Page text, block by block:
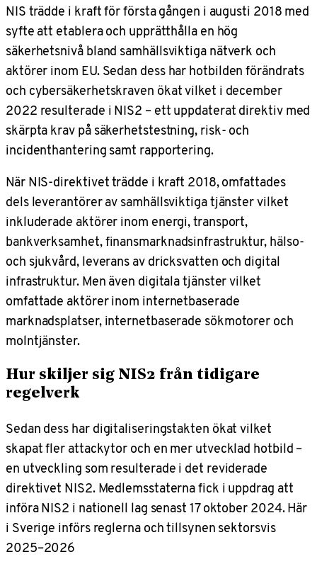
NIS trädde i kraft för första gången i augusti 2018 med
syfte att etablera och upprätthålla en hög
säkerhetsnivå bland samhällsviktiga nätverk och
aktörer inom EU. Sedan dess har hotbilden förändrats
och cybersäkerhetskraven ökat vilket i december
2022 resulterade i NIS2 – ett uppdaterat direktiv med
skärpta krav på säkerhetstestning, risk- och
incidenthantering samt rapportering.
När NIS-direktivet trädde i kraft 2018, omfattades
dels leverantörer av samhällsviktiga tjänster vilket
inkluderade aktörer inom energi, transport,
bankverksamhet, finansmarknadsinfrastruktur, hälso-
och sjukvård, leverans av dricksvatten och digital
infrastruktur. Men även digitala tjänster vilket
omfattade aktörer inom internetbaserade
marknadsplatser, internetbaserade sökmotorer och
molntjänster.
Hur skiljer sig NIS2 från tidigare
regelverk
Sedan dess har digitaliseringstakten ökat vilket
skapat fler attackytor och en mer utvecklad hotbild –
en utveckling som resulterade i det reviderade
direktivet NIS2. Medlemsstaterna fick i uppdrag att
införa NIS2 i nationell lag senast 17 oktober 2024. Här
i Sverige införs reglerna och tillsynen sektorsvis
2025–2026